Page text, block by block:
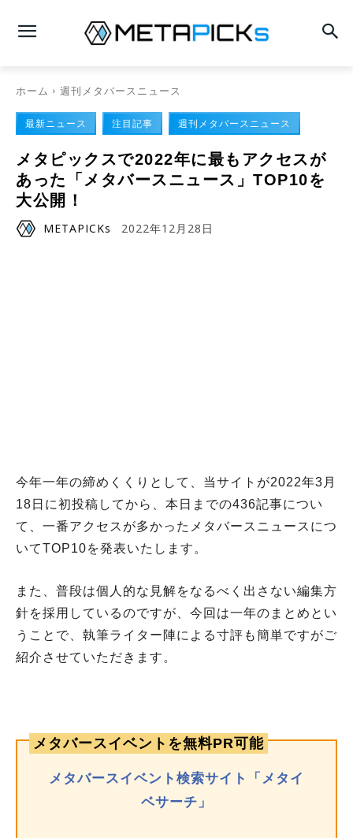
ホーム 週刊メタバースニュース
最新ニュース 注目記事 週刊メタバースニュース
メタピックスで2022年に最もアクセスが
あった「メタバースニュース」TOP10を
大公開！
METAPICKs 2022年12月28日
今年一年の締めくくりとして、当サイトが2022年3月
18日に初投稿してから、本日までの436記事につい
て、一番アクセスが多かったメタバースニュースにつ
いてTOP10を発表いたします。
また、普段は個人的な見解をなるべく出さない編集方
針を採用しているのですが、今回は一年のまとめとい
うことで、執筆ライター陣による寸評も簡単ですがご
紹介させていただきます。
メタバースイベントを無料PR可能
メタバースイベント検索サイト「メタイ
ベサーチ」